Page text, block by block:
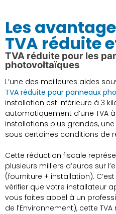
Les
TVA réduite
TVA réduite pour les
photovoltaïques
L’une des meilleures aides
TVA réduite pour panneaux
installation est inférieure à 3
automatiquement d’une TVA
installations plus grandes, une
sous certaines conditions de
Cette réduction fiscale
plusieurs milliers d’euros sur
(fourniture + installation).
vérifier que votre installateur
vous faites appel à un
de l’Environnement), cette